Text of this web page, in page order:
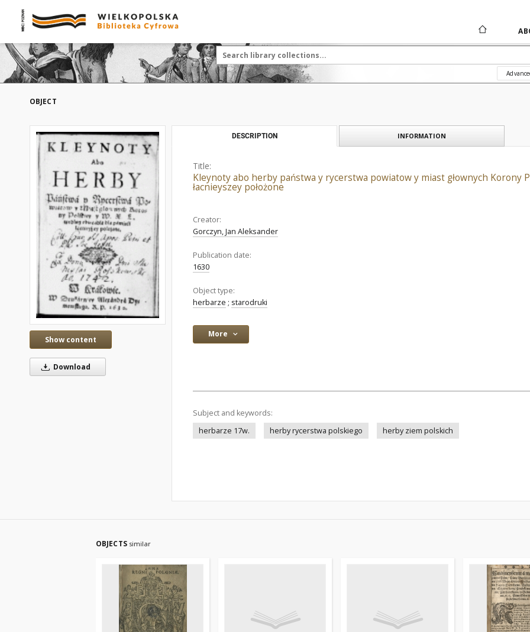
OBJECT
Show content
Download
DESCRIPTION INFORMATION
Title:
Kleynoty abo herby państwa y rycerstwa powiatow y miast głownych Korony
łacnieyszey położone
Creator:
Gorczyn, Jan Aleksander
Publication date:
1630
Object type:
herbarze ; starodruki
More
Subject and keywords:
herbarze 17w.
herby rycerstwa polskiego herby ziem polskich
OBJECTS similar